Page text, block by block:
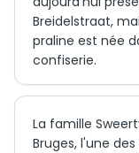
Breidelstraat,
praline est née
confiserie.
La famille
Bruges, l'une